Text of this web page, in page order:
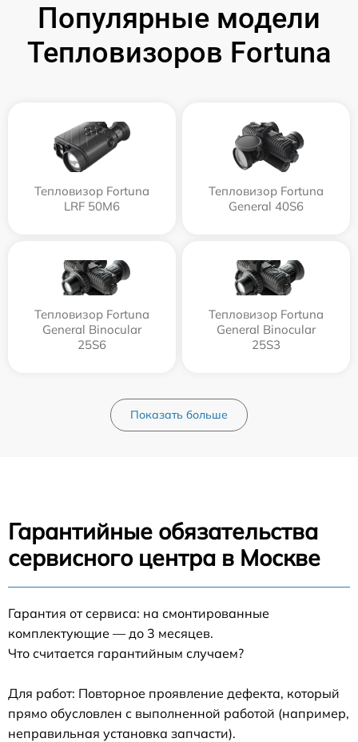
Популярные модели
Тепловизоров Fortuna
Тепловизор Fortuna
LRF 50M6
Тепловизор Fortuna
General 40S6
Тепловизор Fortuna
General Binocular
25S6
Тепловизор Fortuna
General Binocular
25S3
Показать больше
Гарантийные обязательства
сервисного центра в Москве
Гарантия от сервиса: на смонтированные
комплектующие — до 3 месяцев.
Что считается гарантийным случаем?
Для работ: Повторное проявление дефекта, который
прямо обусловлен с выполненной работой (например,
неправильная установка запчасти).